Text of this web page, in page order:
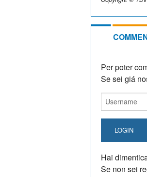
Per poter
Se sei giá
LOGIN
Hai
Se non sei